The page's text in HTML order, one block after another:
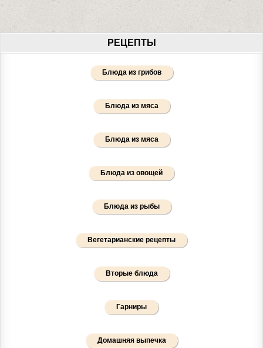
РЕЦЕПТЫ
Блюда из грибов
Блюда из мяса
Блюда из мяса
Блюда из овощей
Блюда из рыбы
Вегетарианские рецепты
Вторые блюда
Гарниры
Домашняя выпечка